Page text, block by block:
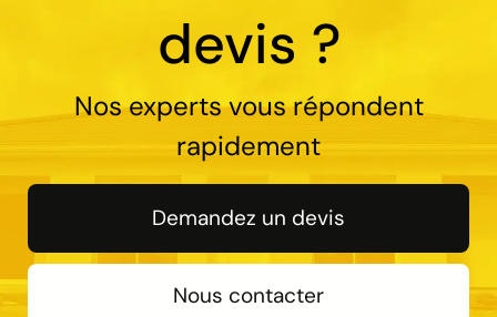
devis ?
Nos experts vous répondent
rapidement
Demandez un devis
Nous contacter